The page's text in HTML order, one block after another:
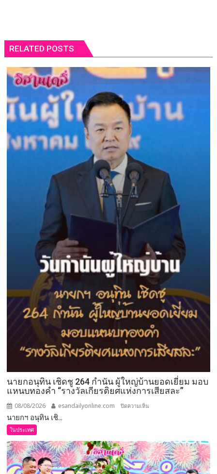
RELATED POSTS
นายกอนุทิน เชิดชู 264 กำนัน ผู้ใหญ่บ้านยอดเยี่ยม มอบ
แหนบทองคำ “รางวัลเกียรติยศแห่งการเสียสละ”
08/08/2026 esandailyonline.com ปิดความเห็น
264
กำนัน
ผู้ใหญ่
นายกฯ อนุทิน เชิ...
ในประเทศ